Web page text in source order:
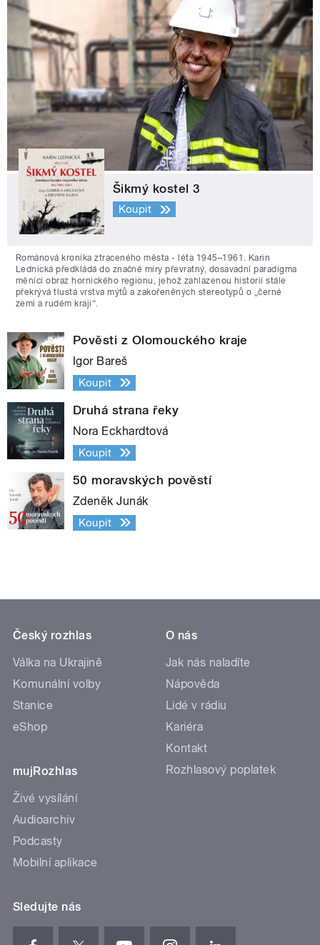
Šikmý kostel 3
Koupit
Románová kronika ztraceného města - léta 1945–1961. Karin
Lednická předkládá do značné míry převratný, dosavadní paradigma
měnící obraz hornického regionu, jehož zahlazenou historii stále
překrývá tlustá vrstva mýtů a zakořeněných stereotypů o „černé
zemi a rudém kraji“.
Pověsti z Olomouckého kraje
Igor Bareš
Koupit
Druhá strana řeky
Nora Eckhardtová
Koupit
50 moravských pověstí
Zdeněk Junák
Koupit
Český rozhlas
Válka na Ukrajině
Komunální volby
Stanice
eShop
mujRozhlas
Živé vysílání
Audioarchiv
Podcasty
Mobilní aplikace
O nás
Jak nás naladíte
Nápověda
Lidé v rádiu
Kariéra
Kontakt
Rozhlasový poplatek
Sledujte nás